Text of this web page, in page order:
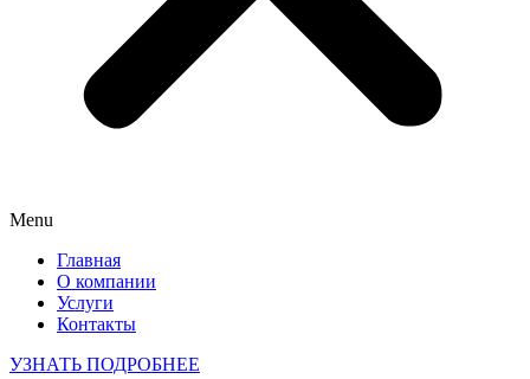
Menu
Главная
О компании
Услуги
Контакты
УЗНАТЬ ПОДРОБНЕЕ